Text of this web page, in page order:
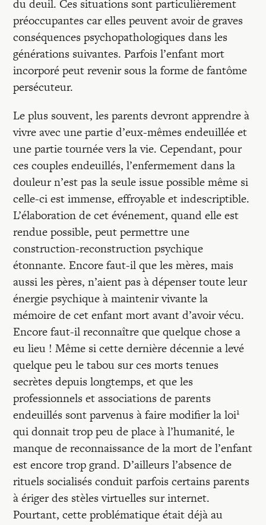
du deuil. Ces situations sont particulièrement
préoccupantes car elles peuvent avoir de graves
conséquences psychopathologiques dans les
générations suivantes. Parfois l’enfant mort
incorporé peut revenir sous la forme de fantôme
persécuteur.
Le plus souvent, les parents devront apprendre à
vivre avec une partie d’eux-mêmes endeuillée et
une partie tournée vers la vie. Cependant, pour
ces couples endeuillés, l’enfermement dans la
douleur n’est pas la seule issue possible même si
celle-ci est immense, effroyable et indescriptible.
L’élaboration de cet événement, quand elle est
rendue possible, peut permettre une
construction-reconstruction psychique
étonnante. Encore faut-il que les mères, mais
aussi les pères, n’aient pas à dépenser toute leur
énergie psychique à maintenir vivante la
mémoire de cet enfant mort avant d’avoir vécu.
Encore faut-il reconnaître que quelque chose a
eu lieu ! Même si cette dernière décennie a levé
quelque peu le tabou sur ces morts tenues
secrètes depuis longtemps, et que les
professionnels et associations de parents
endeuillés sont parvenus à faire modifier la loi1
qui donnait trop peu de place à l’humanité, le
manque de reconnaissance de la mort de l’enfant
est encore trop grand. D’ailleurs l’absence de
rituels socialisés conduit parfois certains parents
à ériger des stèles virtuelles sur internet.
Pourtant, cette problématique était déjà au